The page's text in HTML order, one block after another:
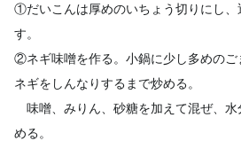
①だいこんは厚めのいちょう切りにし、
す。
②ネギ味噌を作る。小鍋に少し多めのご
ネギをしんなりするまで炒める。
味噌、みりん、砂糖を加えて混ぜ、水
める。